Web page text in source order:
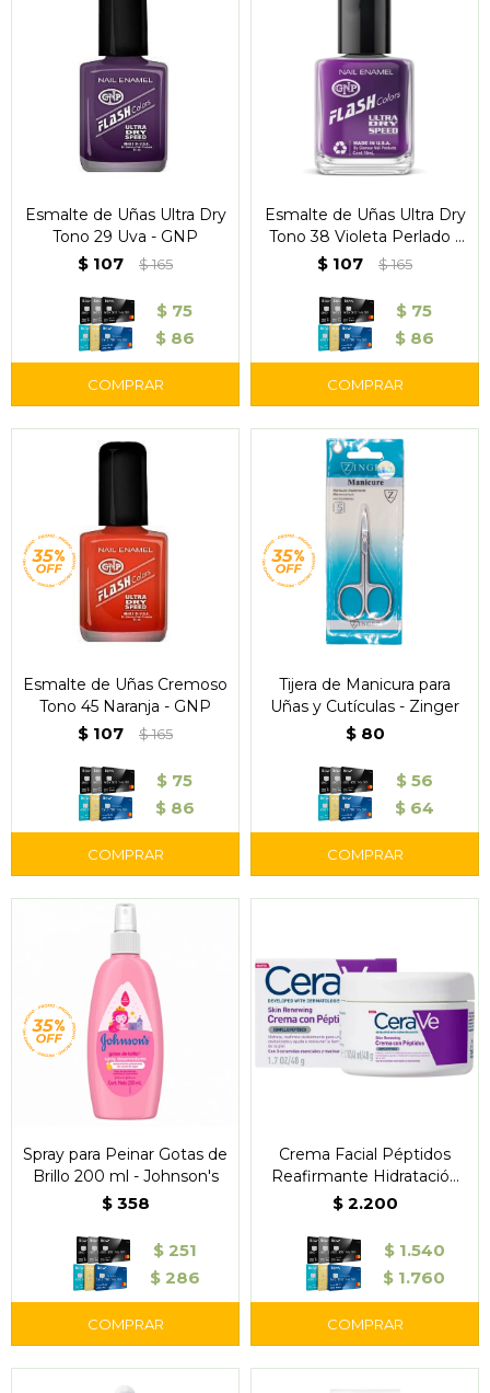
Esmalte de Uñas Ultra Dry
Tono 29 Uva - GNP
$ 107 $165
$ 75
$ 86
Esmalte de Uñas Ultra Dry
Tono 38 Violeta Perlado -
GNP
$ 107 $165
$ 75
$ 86
Esmalte de Uñas Cremoso
Tono 45 Naranja - GNP
$ 107 $165
$ 75
$ 86
Tijera de Manicura para
Uñas y Cutículas - Zinger
$ 80
$ 56
$ 64
Spray para Peinar Gotas de
Brillo 200 ml - Johnson's
$ 358
$ 251
$ 286
Crema Facial Péptidos
Reafirmante Hidratación
48 h - CeraVe
$ 2.200
$ 1.540
$ 1.760